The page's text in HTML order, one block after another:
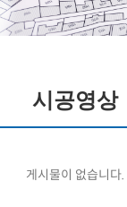
시공영상
게시물이 없습니다.